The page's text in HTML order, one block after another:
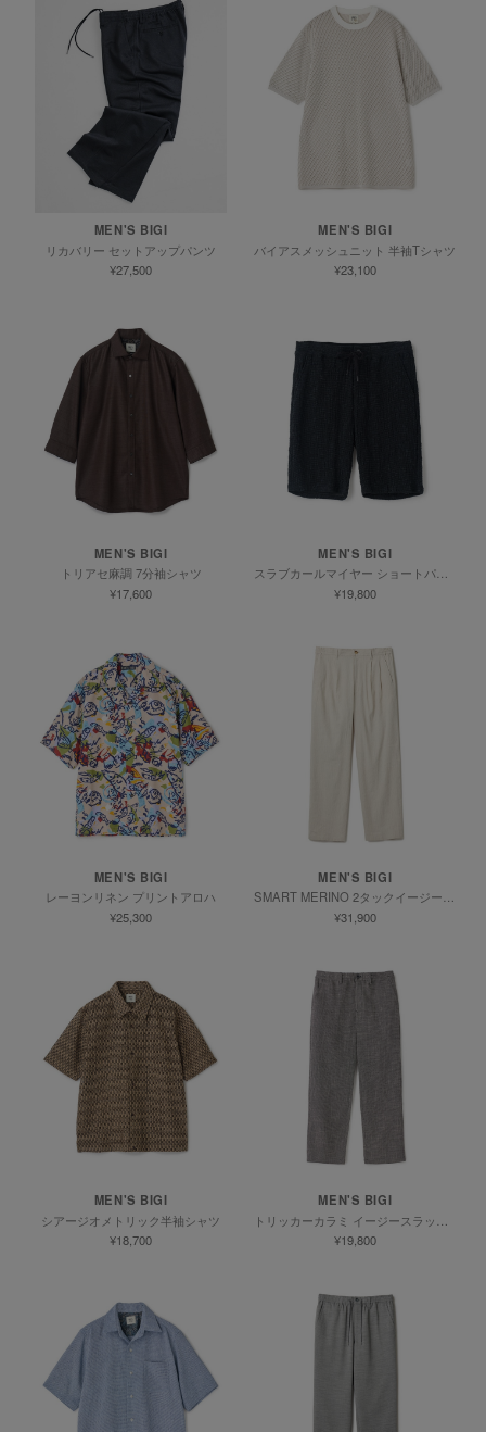
MEN'S BIGI
リカバリー セットアップパンツ
¥27,500
MEN'S BIGI
バイアスメッシュニット 半袖Tシャツ
¥23,100
MEN'S BIGI
トリアセ麻調 7分袖シャツ
¥17,600
MEN'S BIGI
スラブカールマイヤー ショートパンツ
¥19,800
MEN'S BIGI
レーヨンリネン プリントアロハ
¥25,300
MEN'S BIGI
¥31,900
MEN'S BIGI
シアージオメトリック半袖シャツ
¥18,700
MEN'S BIGI
¥19,800